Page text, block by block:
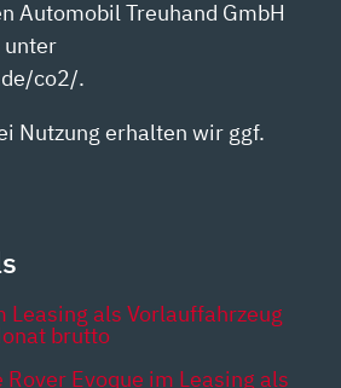
Automobil Treuhand GmbH
co2/.
Nutzung erhalten wir ggf.
Leasing als Vorlauffahrzeug
brutto
Rover Evoque im Leasing als